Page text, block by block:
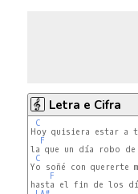
Letra e Cifra
C
Hoy quisiera estar a
F
la que un día robo
C
Yo soñé con quererte
F
hasta el fin de los